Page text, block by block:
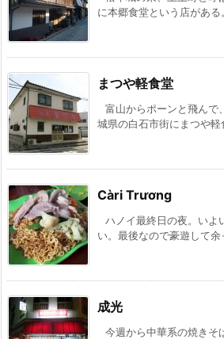
に本郷食堂という店があ
まつや軽食堂
富山からポーンと飛んで
城県の白石市街にまつや
Càri Trương
ハノイ最終日の夜。いよ
い。最後なので豪遊して
成光
今週から中華系の焼きそ